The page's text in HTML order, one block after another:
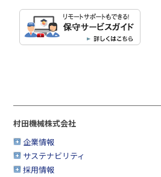
村田機械株式会社
企業情報
サステナビリティ
採用情報